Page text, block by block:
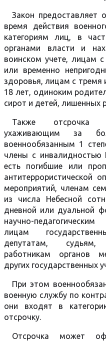
Закон предоставляет
время действия
категориям лиц, в
органами власти и
воинском учете, лицам
или временно
здоровья, лицам с тремя
18 лет, одиноким
сирот и детей, лишенных
Также отсрочка
ухаживающим за
военнообязанным 1
члены с инвалидностью
есть погибшие или
антитеррористической
мероприятий, членам
из числа Небесной
дневной или дуальной
научно-
лицам
депутатам, судьям,
работникам органов
других государственных
При этом
военную службу по
они входят в
отсрочку.
Отсрочка может